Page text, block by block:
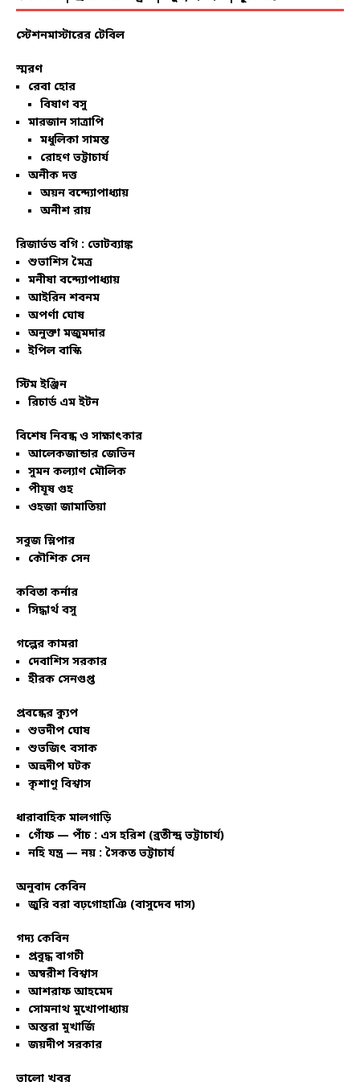
স্টেশনমাস্টারের টেবিল
স্মরণ
রেবা হোর
বিষাণ বসু
মারজান সাত্রাপি
মধুলিকা সামন্ত
রোহণ ভট্টাচার্য
অনীক দত্ত
অয়ন বন্দ্যোপাধ্যায়
অনীশ রায়
রিজার্ভড বগি : ভোটব্যাঙ্ক
শুভাশিস মৈত্র
মনীষা বন্দ্যোপাধ্যায়
আইরিন শবনম
অপর্ণা ঘোষ
অনুক্তা মজুমদার
ইপিল বাস্কি
স্টিম ইঞ্জিন
রিচার্ড এম ইটন
বিশেষ নিবন্ধ ও সাক্ষাৎকার
আলেকজান্ডার জেভিন
সুমন কল্যাণ মৌলিক
পীযূষ গুহ
ওহজা জামাতিয়া
সবুজ স্লিপার
কৌশিক সেন
কবিতা কর্নার
সিদ্ধার্থ বসু
গল্পের কামরা
দেবাশিস সরকার
হীরক সেনগুপ্ত
প্রবন্ধের ক্যুপ
শুভদীপ ঘোষ
শুভজিৎ বসাক
অভ্রদীপ ঘটক
কৃশাণু বিশ্বাস
ধারাবাহিক মালগাড়ি
গোঁফ — পাঁচ : এস হরিশ (ব্রতীন্দ্র ভট্টাচার্য)
নহি যন্ত্র — নয় : সৈকত ভট্টাচার্য
অনুবাদ কেবিন
জুরি বরা বঢ়গোহাঞি (বাসুদেব দাস)
গদ্য কেবিন
প্রবুদ্ধ বাগচী
অম্বরীশ বিশ্বাস
আশরাফ আহমেদ
সোমনাথ মুখোপাধ্যায়
অন্তরা মুখার্জি
জয়দীপ সরকার